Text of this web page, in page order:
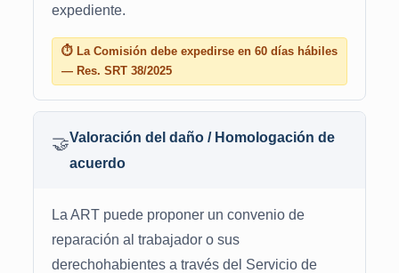
expediente.
⏱ La Comisión debe expedirse en 60 días hábiles
— Res. SRT 38/2025
🤝Valoración del daño / Homologación de
acuerdo
La ART puede proponer un convenio de
reparación al trabajador o sus
derechohabientes a través del Servicio de